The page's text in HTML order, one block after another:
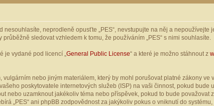
neprodleně opusťte „PES“, nevstupujte na něj a
sledovat vzhledem k tomu, že používáním „PES“ s nimi souhlasíte.
vydané pod licencí „ General Public License“ a které je možno stáhnout z
nebo jiným materiálem, který by mohl porušovat platné zákony
poskytovatele internetových služeb (ISP) na vaši činnost, pokud
nebo uzamknout jakékoliv téma nebo příspěvek, pokud to bude
„PES“ ani phpBB zodpovědnost za jakýkoliv pokus o vniknutí do